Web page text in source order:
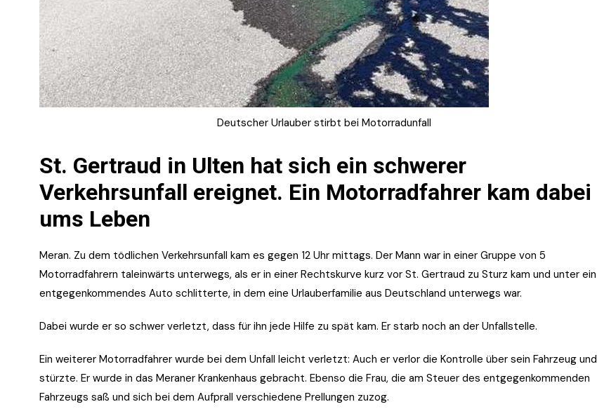
Deutscher Urlauber stirbt bei Motorradunfall
St. Gertraud in Ulten hat sich ein schwerer
Verkehrsunfall ereignet. Ein Motorradfahrer kam dabei
ums Leben
Meran. Zu dem tödlichen Verkehrsunfall kam es gegen 12 Uhr mittags. Der Mann war in einer Gruppe von 5
Motorradfahrern taleinwärts unterwegs, als er in einer Rechtskurve kurz vor St. Gertraud zu Sturz kam und unter ein
entgegenkommendes Auto schlitterte, in dem eine Urlauberfamilie aus Deutschland unterwegs war.
Dabei wurde er so schwer verletzt, dass für ihn jede Hilfe zu spät kam. Er starb noch an der Unfallstelle.
Ein weiterer Motorradfahrer wurde bei dem Unfall leicht verletzt: Auch er verlor die Kontrolle über sein Fahrzeug und
stürzte. Er wurde in das Meraner Krankenhaus gebracht. Ebenso die Frau, die am Steuer des entgegenkommenden
Fahrzeugs saß und sich bei dem Aufprall verschiedene Prellungen zuzog.